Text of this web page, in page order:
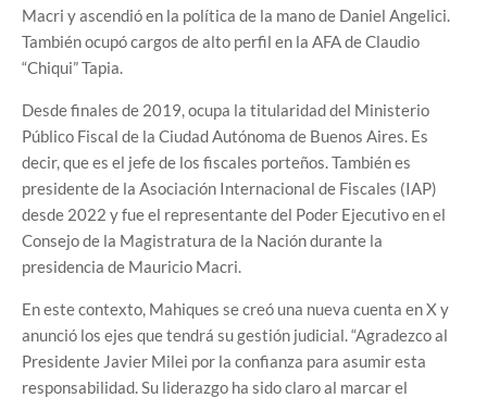
Macri y ascendió en la política de la mano de Daniel Angelici.
También ocupó cargos de alto perfil en la AFA de Claudio
“Chiqui” Tapia.
Desde finales de 2019, ocupa la titularidad del Ministerio
Público Fiscal de la Ciudad Autónoma de Buenos Aires. Es
decir, que es el jefe de los fiscales porteños. También es
presidente de la Asociación Internacional de Fiscales (IAP)
desde 2022 y fue el representante del Poder Ejecutivo en el
Consejo de la Magistratura de la Nación durante la
presidencia de Mauricio Macri.
En este contexto, Mahiques se creó una nueva cuenta en X y
anunció los ejes que tendrá su gestión judicial. “Agradezco al
Presidente Javier Milei por la confianza para asumir esta
responsabilidad. Su liderazgo ha sido claro al marcar el